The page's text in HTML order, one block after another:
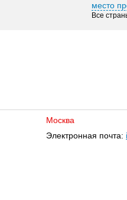
место
Все
Москва
Электронная почта: